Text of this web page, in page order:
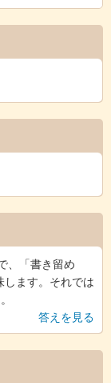
、「書き留め
ます。それでは
答えを見る